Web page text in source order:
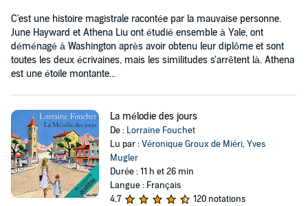
C'est une histoire magistrale racontée par la mauvaise personne.
June Hayward et Athena Liu ont étudié ensemble à Yale, ont
déménagé à Washington après avoir obtenu leur diplôme et sont
toutes les deux écrivaines, mais les similitudes s'arrêtent là. Athena
est une étoile montante...
La mélodie des jours
De : Lorraine Fouchet
Lu par :Véronique Groux de Miéri,Yves
Mugler
Durée : 11 h et 26 min
Langue : Français
4,7
120 notations